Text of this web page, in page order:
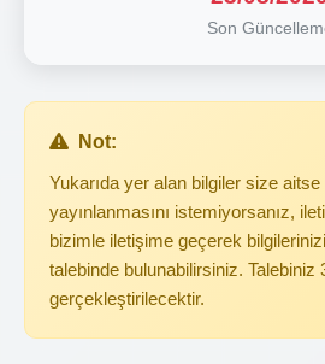
Son
Not:
Yukarıda yer alan bilgiler size
yayınlanmasını istemiyorsanız,
bizimle iletişime geçerek
talebinde bulunabilirsiniz. Talebiniz
gerçekleştirilecektir.